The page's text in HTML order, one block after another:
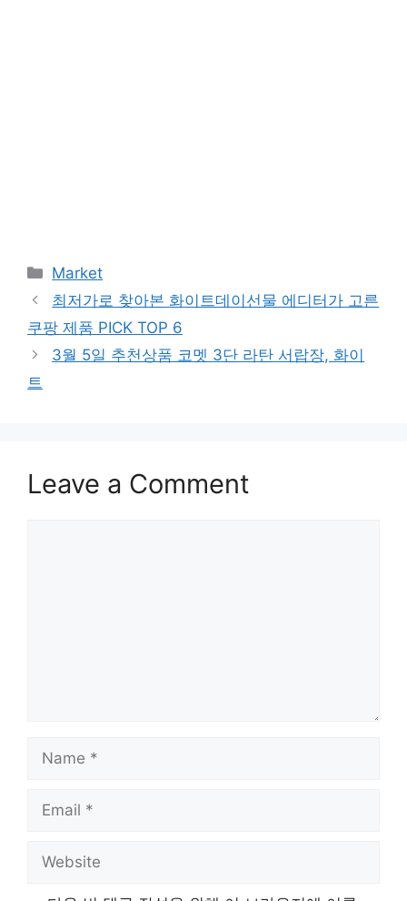
Categories
Market
최저가로 찾아본 화이트데이선물 에디터가 고른
쿠팡 제품 PICK TOP 6
3월 5일 추천상품 코멧 3단 라탄 서랍장, 화이
트
Leave a Comment
Name
Email
Website